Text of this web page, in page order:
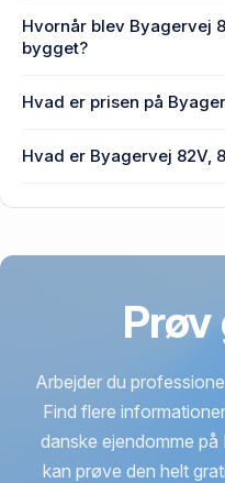
Enhedens BBR-areal er
8330 Beder.
Hvornår blev Byagervej
bygget?
Den primære bygning
Hvad er prisen på
Hvad er Byagervej 82V,
Arbejder du
Find flere
danske ejendomme
kan prøve den helt